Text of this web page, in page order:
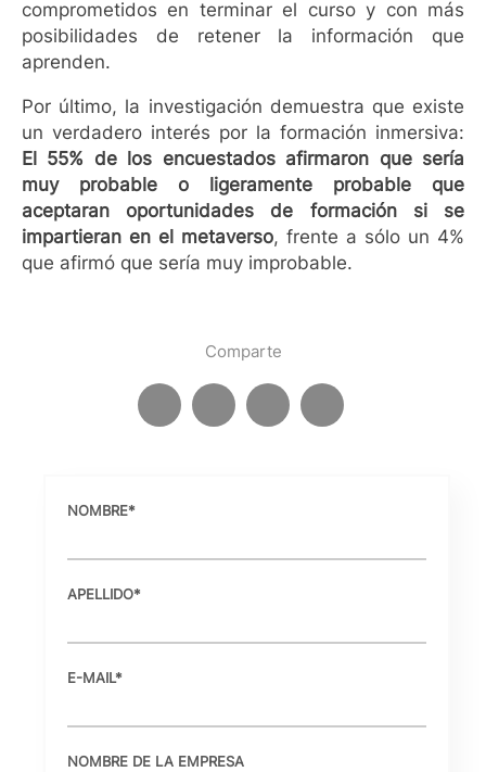
comprometidos en terminar el curso y con más
posibilidades de retener la información que
aprenden.
Por último, la investigación demuestra que existe
un verdadero interés por la formación inmersiva:
El 55% de los encuestados afirmaron que sería
muy probable o ligeramente probable que
aceptaran oportunidades de formación si se
impartieran en el metaverso, frente a sólo un 4%
que afirmó que sería muy improbable.
Comparte
NOMBRE*
APELLIDO*
E-MAIL*
NOMBRE DE LA EMPRESA